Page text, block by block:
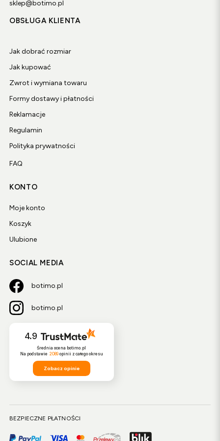
sklep@botimo.pl
OBSŁUGA KLIENTA
Jak dobrać rozmiar
Jak kupować
Zwrot i wymiana towaru
Formy dostawy i płatności
Reklamacje
Regulamin
Polityka prywatności
FAQ
KONTO
Moje konto
Koszyk
Ulubione
SOCIAL MEDIA
botimo.pl
botimo.pl
4.9
Średnia ocena botimo.pl
Na podstawie 2089opinii z całego okresu
Zobacz opinie
BEZPIECZNE PŁATNOŚCI